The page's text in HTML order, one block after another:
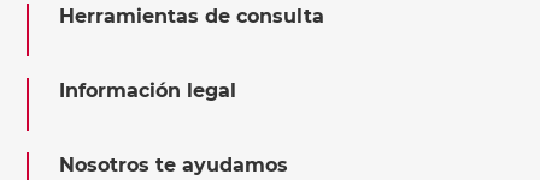
Herramientas de consulta
Información legal
Nosotros te ayudamos